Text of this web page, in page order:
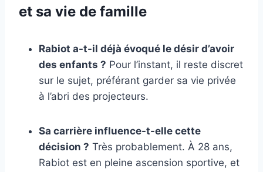
et sa vie de famille
Rabiot a-t-il déjà évoqué le désir d’avoir
des enfants ? Pour l’instant, il reste discret
sur le sujet, préférant garder sa vie privée
à l’abri des projecteurs.
Sa carrière influence-t-elle cette
décision ? Très probablement. À 28 ans,
Rabiot est en pleine ascension sportive, et